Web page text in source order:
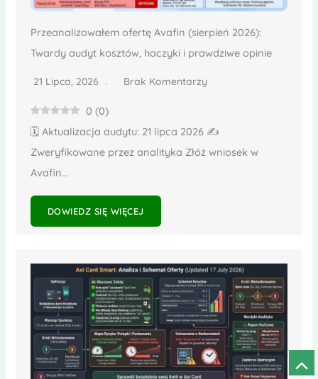
Przeanalizowałem ofertę Avafin (sierpień 2026):
Twardy audyt kosztów, haczyki i prawdziwe opinie
21 Lipca, 2026 Brak Komentarzy
0 (0)
🗓️ Aktualizacja audytu: 21 lipca 2026 ✍️
Zweryfikowane przez analityka Złóż wniosek w
Avafin...
DOWIEDZ SIĘ WIĘCEJ